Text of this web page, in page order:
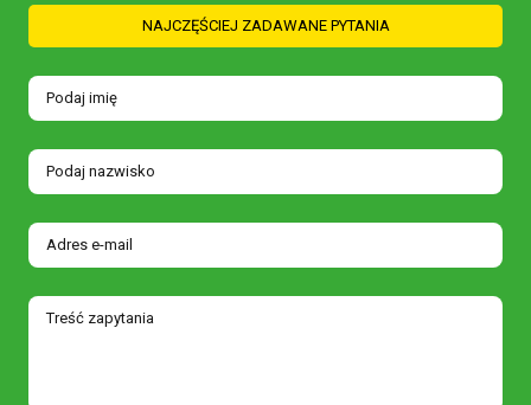
NAJCZĘŚCIEJ ZADAWANE PYTANIA